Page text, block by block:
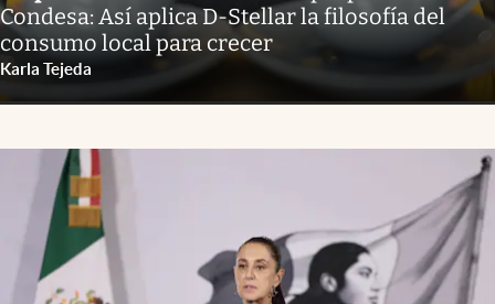
Condesa: Así aplica D-Stellar la filosofía del
consumo local para crecer
Karla Tejeda